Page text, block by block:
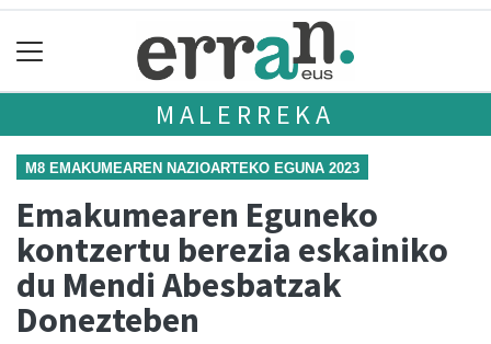
MALERREKA
M8 EMAKUMEAREN NAZIOARTEKO EGUNA 2023
Emakumearen Eguneko
kontzertu berezia eskainiko
du Mendi Abesbatzak
Donezteben